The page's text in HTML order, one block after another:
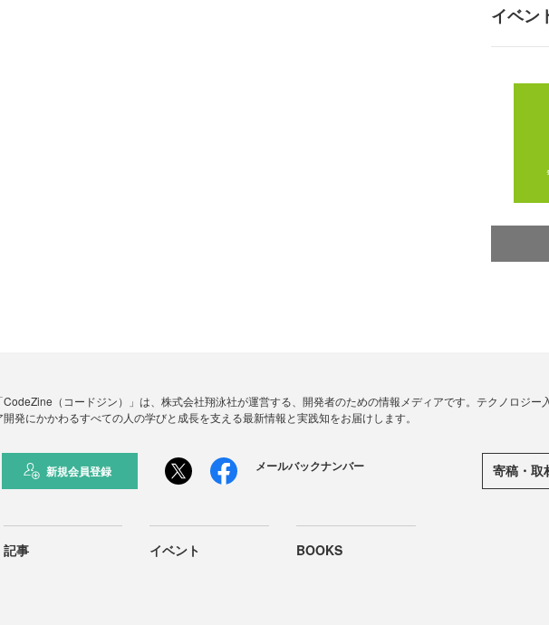
イベン
「CodeZine（コードジン）」は、株式会社翔泳社が運営する、開発者のための情報メディアです。テクノロジ
開発にかかわるすべての人の学びと成長を支える最新情報と実践知をお届けします。
新規会員登録 メールバックナンバー 寄稿・取
記事 イベント BOOKS